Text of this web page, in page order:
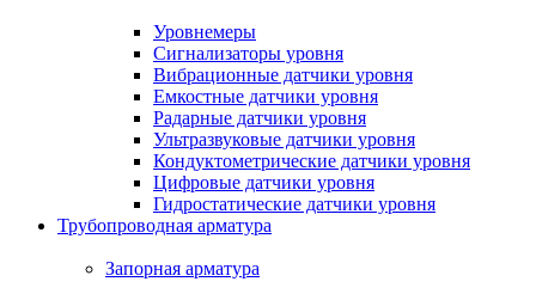
Уровнемеры
Сигнализаторы уровня
Вибрационные датчики уровня
Емкостные датчики уровня
Радарные датчики уровня
Ультразвуковые датчики уровня
Кондуктометрические датчики уровня
Цифровые датчики уровня
Гидростатические датчики уровня
Трубопроводная арматура
Запорная арматура